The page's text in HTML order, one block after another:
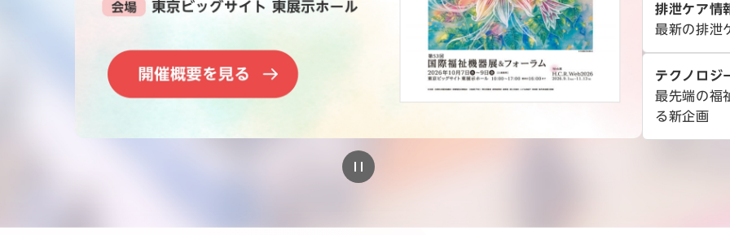
排泄ケア情
最新の排泄
テクノロジ
最先端の福
る新企画